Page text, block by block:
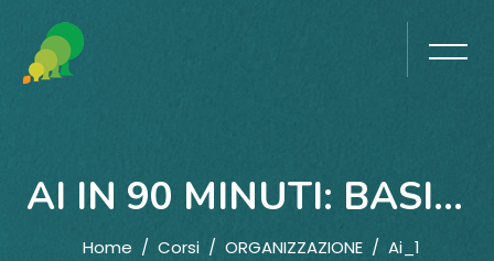
AI IN 90 MINUTI: BASI PRATICHE PER INIZIARE
Home Corsi ORGANIZZAZIONE Ai_1